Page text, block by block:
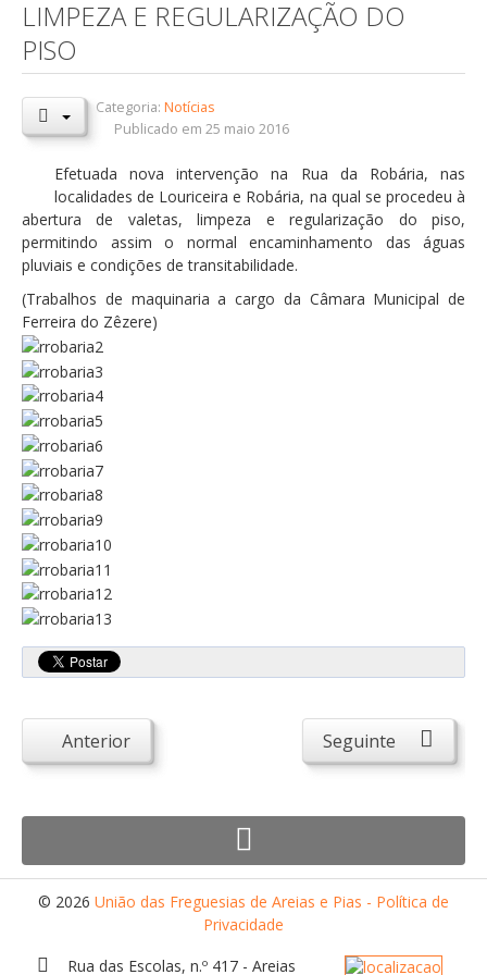
Prestação de Contas
DESTAQUES
Notícias
Sondagens
ZêzereTV
SERVIÇOS
A Minha Rua
Abastecimento de Água
Roturas e Leituras
Qualidade da Água
Atendimento ao Público
Biblioteca Online FZZ
Plantas PDM Online
Faixas Gestão Combustível
Regulamentos em Vigor
Requerimentos em Vigor
Sugestões/Reclamações
Tabela - Taxas e Licenças
Contactos Úteis
Equipamentos
LIMPEZA E REGULARIZAÇÃO DO
PISO
Categoria:Notícias
Publicado em 25 maio 2016
Efetuada nova intervenção na Rua da Robária, nas
localidades de Louriceira e Robária, na qual se procedeu à
abertura de valetas, limpeza e regularização do piso,
permitindo assim o normal encaminhamento das águas
pluviais e condições de transitabilidade.
(Trabalhos de maquinaria a cargo da Câmara Municipal de
Ferreira do Zêzere)
Anterior Seguinte
© 2026 União das Freguesias de Areias e Pias - Política de
Privacidade
Rua das Escolas, n.º 417 - Areias